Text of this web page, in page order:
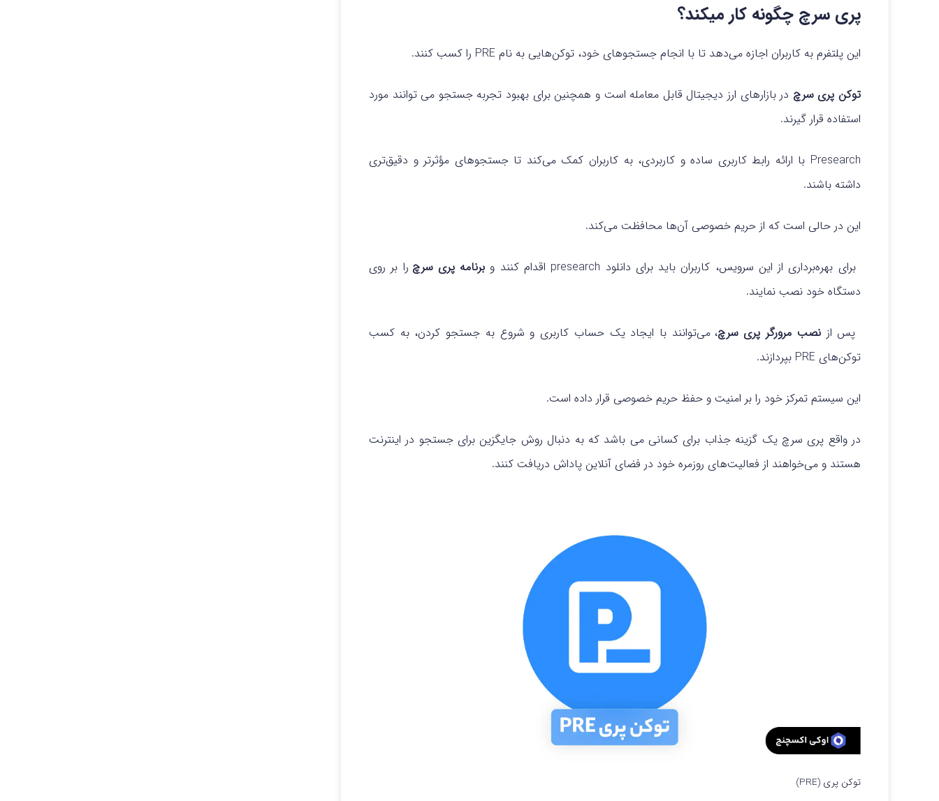
پری سرچ چگونه کار میکند؟
این پلتفرم به کاربران اجازه می‌دهد تا با انجام جستجوهای خود، توکن‌هایی به نام PRE را کسب کنند.
توکن پری سرچ در بازارهای ارز دیجیتال قابل معامله است و همچنین برای بهبود تجربه جستجو می توانند مورد
استفاده قرار گیرند.
Presearch با ارائه رابط کاربری ساده و کاربردی، به کاربران کمک می‌کند تا جستجوهای مؤثرتر و دقیق‌تری
داشته باشند.
این در حالی است که از حریم خصوصی آن‌ها محافظت می‌کند.
برای بهره‌برداری از این سرویس، کاربران باید برای دانلود presearch اقدام کنند و برنامه پری سرچ را بر روی
دستگاه خود نصب نمایند.
پس ازنصب مرورگر پری سرچ، می‌توانند با ایجاد یک حساب کاربری و شروع به جستجو کردن، به کسب
توکن‌های PRE بپردازند.
این سیستم تمرکز خود را بر امنیت و حفظ حریم خصوصی قرار داده است.
در واقع پری سرچ یک گزینه جذاب برای کسانی می باشد که به دنبال روش جایگزین برای جستجو در اینترنت
هستند و می‌خواهند از فعالیت‌های روزمره خود در فضای آنلاین پاداش دریافت کنند.
توکن پری (PRE)